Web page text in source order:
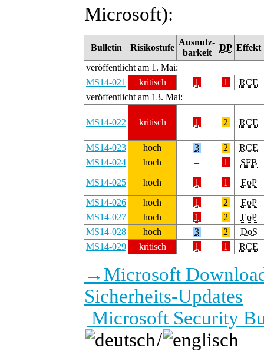
Microsoft):
Bulletin Risikostufe
Ausnutz-
barkeit
DP Effekt
veröffentlicht am 1. Mai:
MS14-021
kritisch 1 1
RCE
veröffentlicht am 13. Mai:
MS14-022 kritisch 1 2 RCE
MS14-023 hoch 3 2
RCE
MS14-024
hoch – 1
SFB
MS14-025
hoch 1 1
EoP
MS14-026
hoch 1 2
EoP
MS14-027
hoch 1 2
EoP
MS14-028
hoch 3 2
DoS
MS14-029
kritisch 1 1 RCE
→Microsoft
Sicherheits-Updates
Microsoft Security
/